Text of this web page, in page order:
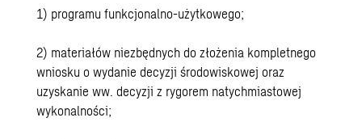
1) programu funkcjonalno-użytkowego;
2) materiałów niezbędnych do złożenia kompletnego
wniosku o wydanie decyzji środowiskowej oraz
uzyskanie ww. decyzji z rygorem natychmiastowej
wykonalności;